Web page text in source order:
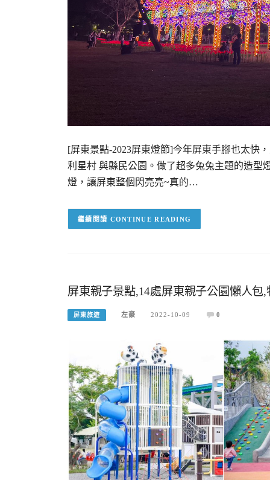
[屏東景點-2023屏東燈節]今年屏東手腳也太快
利星村 與縣民公園。做了超多兔兔主題的造型
燈，讓屏東整個閃亮亮~真的…
CONTINUE READING
屏東親子景點,14處屏東親子公園懶人
屏東旅遊 左豪 2022-10-09 0